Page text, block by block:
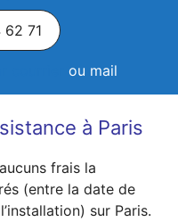
71
ou mail
à Paris
frais la
(entre la date de
sur Paris.